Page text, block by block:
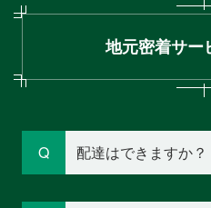
地元密着サー
配達はできますか？